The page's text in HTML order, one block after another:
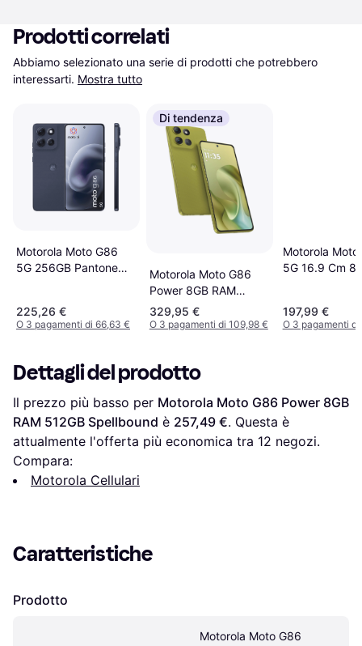
Prodotti correlati
Abbiamo selezionato una serie di prodotti che potrebbero
interessarti. Mostra tutto
Motorola Moto G86
5G 256GB Pantone
225,26 €
O 3 pagamenti di 66,63 €
Di tendenza
Motorola Moto G86
Power 8GB RAM
512GB Golden
Cypress
329,95 €
O 3 pagamenti di 109,98 €
Motorola Moto
5G 16.9 Cm 8
197,99 €
O 3 pagamenti di
Dettagli del prodotto
Il prezzo più basso per Motorola Moto G86 Power 8GB
RAM 512GB Spellbound è 257,49 €. Questa è
attualmente l'offerta più economica tra 12 negozi.
Compara:
Motorola Cellulari
Caratteristiche
Prodotto
Motorola Moto G86